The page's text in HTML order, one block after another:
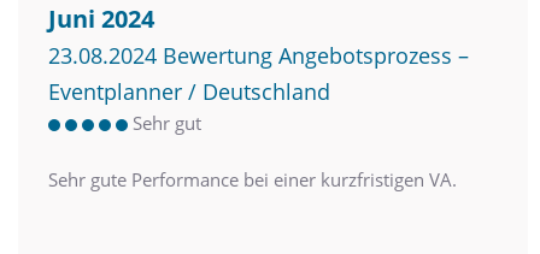
Juni 2024
23.08.2024 Bewertung Angebotsprozess –
Eventplanner / Deutschland
Sehr gut
Sehr gute Performance bei einer kurzfristigen VA.